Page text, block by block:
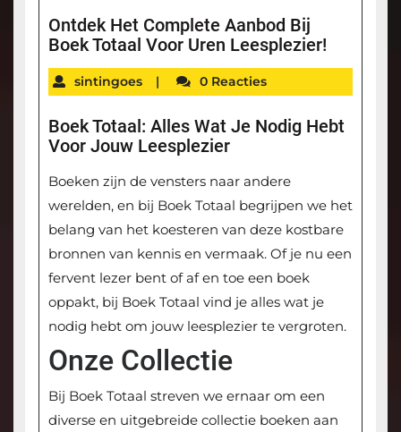
Ontdek Het Complete Aanbod Bij
Boek Totaal Voor Uren Leesplezier!
sintingoes | 0 Reacties
Boek Totaal: Alles Wat Je Nodig Hebt
Voor Jouw Leesplezier
Boeken zijn de vensters naar andere
werelden, en bij Boek Totaal begrijpen we het
belang van het koesteren van deze kostbare
bronnen van kennis en vermaak. Of je nu een
fervent lezer bent of af en toe een boek
oppakt, bij Boek Totaal vind je alles wat je
nodig hebt om jouw leesplezier te vergroten.
Onze Collectie
Bij Boek Totaal streven we ernaar om een
diverse en uitgebreide collectie boeken aan